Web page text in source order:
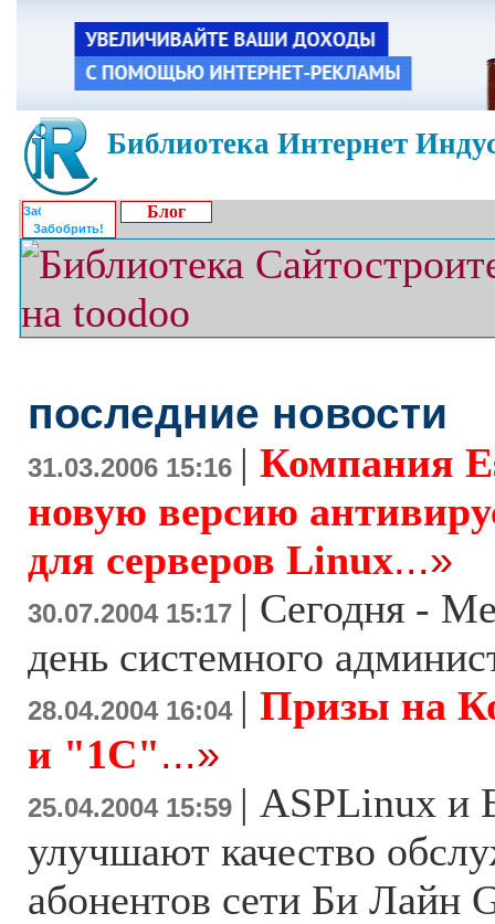
Библиотека Интернет
Забобрить!
Блог
последние новости
31.03.2006 15:16 | Компания
новую версию
для серверов Linux...»
30.07.2004 15:17 | Сегодня -
день системного
28.04.2004 16:04 | Призы на
и "1С"...»
25.04.2004 15:59 | ASPLinux и
улучшают качество
абонентов сети Би Лайн